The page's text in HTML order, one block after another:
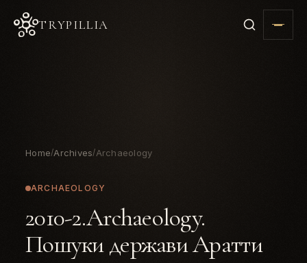
TRYPILLIA
Home/Archives/Archaeology
ARCHAEOLOGY
2010-2.Archaeology.
Пошуки держави Аратти